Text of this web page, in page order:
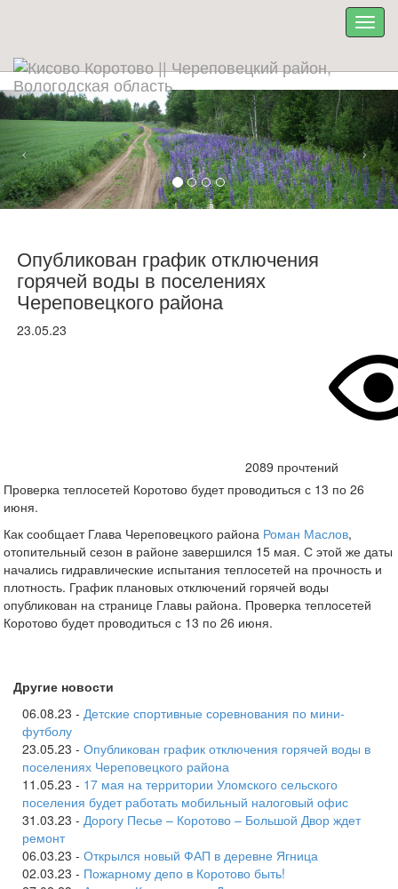
Опубликован график отключения
горячей воды в поселениях
Череповецкого района
23.05.23
2089 прочтений
Проверка теплосетей Коротово будет проводиться с 13 по 26
июня.
Как сообщает Глава Череповецкого района Роман Маслов,
отопительный сезон в районе завершился 15 мая. С этой же даты
начались гидравлические испытания теплосетей на прочность и
плотность. График плановых отключений горячей воды
опубликован на странице Главы района. Проверка теплосетей
Коротово будет проводиться с 13 по 26 июня.
Другие новости
06.08.23 - Детские спортивные соревнования по мини-
футболу
23.05.23 - Опубликован график отключения горячей воды в
поселениях Череповецкого района
11.05.23 - 17 мая на территории Уломского сельского
поселения будет работать мобильный налоговый офис
31.03.23 - Дорогу Песье – Коротово – Большой Двор ждет
ремонт
06.03.23 - Открылся новый ФАП в деревне Ягница
02.03.23 - Пожарному депо в Коротово быть!